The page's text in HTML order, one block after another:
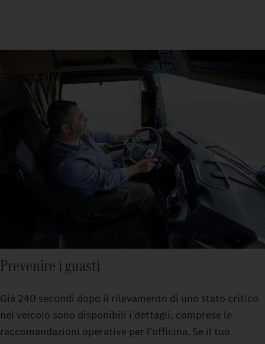
Prevenire i guasti
Già 240 secondi dopo il rilevamento di uno stato critico
nel veicolo sono disponibili i dettagli, comprese le
raccomandazioni operative per l'officina. Se il tuo